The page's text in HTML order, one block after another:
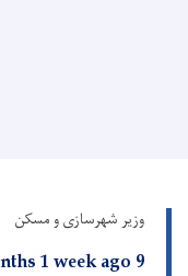
وزیر شهرسازی و مسکن
9 months 1 week ago